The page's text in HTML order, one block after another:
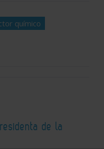
químico
de la